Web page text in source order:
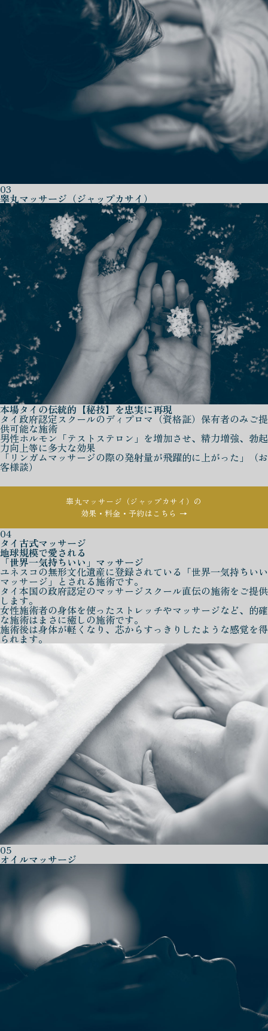
03
睾丸マッサージ（ジャップカサイ）
本場タイの伝統的【秘技】を忠実に再現
タイ政府認定スクールのディプロマ（資格証）保有者のみご提
供可能な施術
男性ホルモン「テストステロン」を増加させ、精力増強、勃起
力向上等に多大な効果
「リンガムマッサージの際の発射量が飛躍的に上がった」（お
客様談）
睾丸マッサージ（ジャップカサイ）の
効果・料金・予約はこちら →
04
タイ古式マッサージ
地球規模で愛される
「世界一気持ちいい」マッサージ
ユネスコの無形文化遺産に登録されている「世界一気持ちいい
マッサージ」とされる施術です。
タイ本国の政府認定のマッサージスクール直伝の施術をご提供
します。
女性施術者の身体を使ったストレッチやマッサージなど、的確
な施術はまさに癒しの施術です。
施術後は身体が軽くなり、芯からすっきりしたような感覚を得
られます。
05
オイルマッサージ